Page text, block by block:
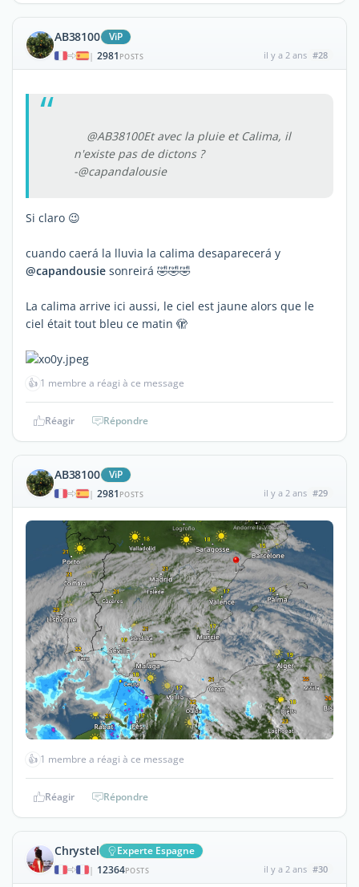
AB38100 ViP
| 2981 POSTS il y a 2 ans #28
@AB38100Et avec la pluie et Calima, il
n'existe pas de dictons ?
-@capandalousie
Si claro 😉
cuando caerá la lluvia la calima desaparecerá y
@capandousie sonreirá 🤣🤣🤣
La calima arrive ici aussi, le ciel est jaune alors que le
ciel était tout bleu ce matin 🫣
👍 1 membre a réagi à ce message
Réagir Répondre
AB38100 ViP
| 2981 POSTS il y a 2 ans #29
👍 1 membre a réagi à ce message
Réagir Répondre
Chrystel Experte Espagne
| 12364POSTS il y a 2 ans #30